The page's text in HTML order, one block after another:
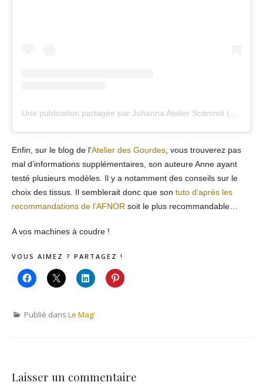
Une publication partagée par Johanna Atelier Scämmit (@atelierscammit)
Enfin, sur le blog de l’Atelier des Gourdes , vous trouverez pas
mal d’informations supplémentaires, son auteure Anne ayant
testé plusieurs modèles. Il y a notamment des conseils sur le
choix des tissus. Il semblerait donc que son tuto d’après les
recommandations de l’AFNOR soit le plus recommandable…
A vos machines à coudre !
VOUS AIMEZ ? PARTAGEZ !
Publié dans Le Mag'
Laisser un commentaire